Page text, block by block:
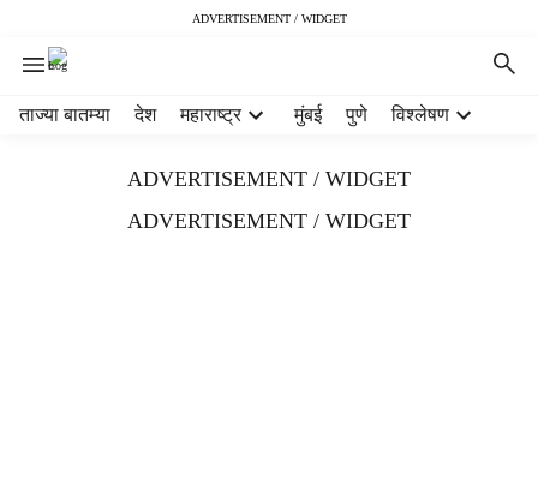
ADVERTISEMENT / WIDGET
ताज्या बातम्या देश महाराष्ट्र मुंबई पुणे विश्लेषण
ADVERTISEMENT / WIDGET
ADVERTISEMENT / WIDGET